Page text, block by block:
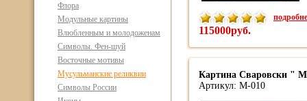
Флора
Модульные картины
Влюбленным и молодоженам
Символы. Фен-шуй
Восточные мотивы
Мусульманские реликвии
Символы России
115000руб.
Картина Сваровски "
Артикул: М-010